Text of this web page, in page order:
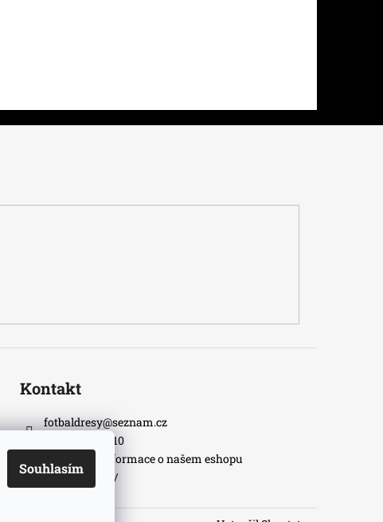
Souhlasím
Kontakt
fotbaldresy@seznam.cz
+420733609510
Nejnovější informace o našem eshopu
fotbaldresycz/